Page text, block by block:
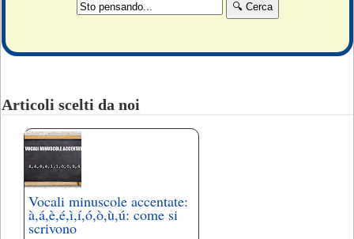
Articoli scelti da noi
Vocali minuscole accentate:
à,á,è,é,ì,í,ó,ò,ù,ú: come si
scrivono